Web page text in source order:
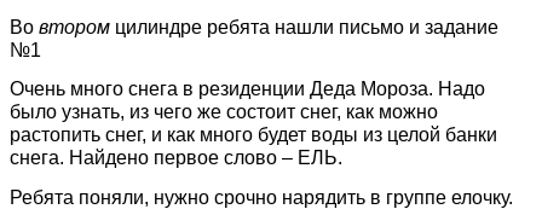
Во втором цилиндре ребята нашли письмо и задание
№1
Очень много снега в резиденции Деда Мороза. Надо
было узнать, из чего же состоит снег, как можно
растопить снег, и как много будет воды из целой банки
снега. Найдено первое слово – ЕЛЬ.
Ребята поняли, нужно срочно нарядить в группе елочку.